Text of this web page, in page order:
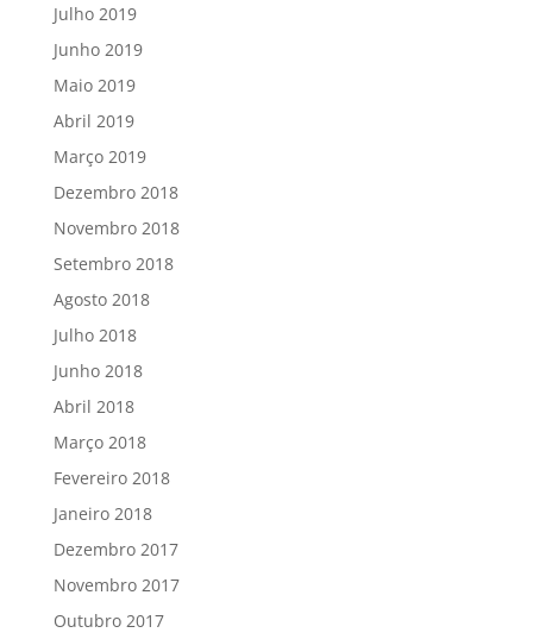
Julho 2019
Junho 2019
Maio 2019
Abril 2019
Março 2019
Dezembro 2018
Novembro 2018
Setembro 2018
Agosto 2018
Julho 2018
Junho 2018
Abril 2018
Março 2018
Fevereiro 2018
Janeiro 2018
Dezembro 2017
Novembro 2017
Outubro 2017